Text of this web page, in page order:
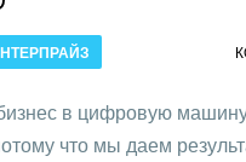
CRM
в цифровую машину
что мы даем